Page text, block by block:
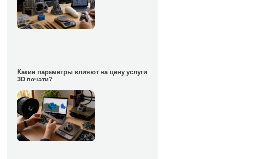
Какие параметры влияют на цену услуги
3D-печати?